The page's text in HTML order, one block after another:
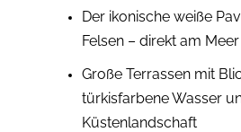
Der ikonische weiße
Felsen – direkt am Meer
Große Terrassen mit
türkisfarbene Wasser
Küstenlandschaft